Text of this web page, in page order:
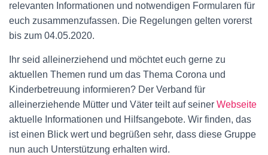
relevanten Informationen und notwendigen Formularen für
euch zusammenzufassen. Die Regelungen gelten vorerst
bis zum 04.05.2020.
Ihr seid alleinerziehend und möchtet euch gerne zu
aktuellen Themen rund um das Thema Corona und
Kinderbetreuung informieren? Der Verband für
alleinerziehende Mütter und Väter teilt auf seiner Webseite
aktuelle Informationen und Hilfsangebote. Wir finden, das
ist einen Blick wert und begrüßen sehr, dass diese Gruppe
nun auch Unterstützung erhalten wird.